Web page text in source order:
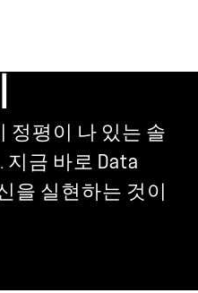
정평이 나 있는 솔
금 바로 Data
을 실현하는 것이